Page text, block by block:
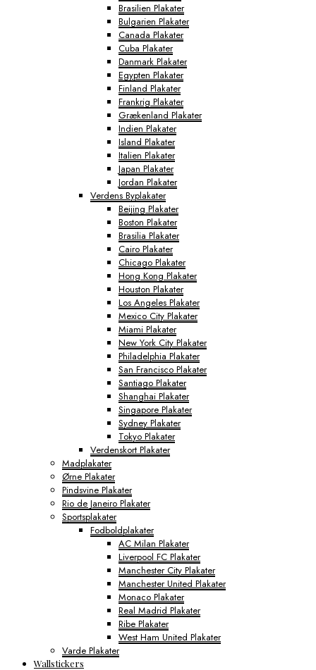
Brasilien Plakater
Bulgarien Plakater
Canada Plakater
Cuba Plakater
Danmark Plakater
Egypten Plakater
Finland Plakater
Frankrig Plakater
Grækenland Plakater
Indien Plakater
Island Plakater
Italien Plakater
Japan Plakater
Jordan Plakater
Verdens Byplakater
Beijing Plakater
Boston Plakater
Brasilia Plakater
Cairo Plakater
Chicago Plakater
Hong Kong Plakater
Houston Plakater
Los Angeles Plakater
Mexico City Plakater
Miami Plakater
New York City Plakater
Philadelphia Plakater
San Francisco Plakater
Santiago Plakater
Shanghai Plakater
Singapore Plakater
Sydney Plakater
Tokyo Plakater
Verdenskort Plakater
Madplakater
Ørne Plakater
Pindsvine Plakater
Rio de Janeiro Plakater
Sportsplakater
Fodboldplakater
AC Milan Plakater
Liverpool FC Plakater
Manchester City Plakater
Manchester United Plakater
Monaco Plakater
Real Madrid Plakater
Ribe Plakater
West Ham United Plakater
Varde Plakater
Wallstickers